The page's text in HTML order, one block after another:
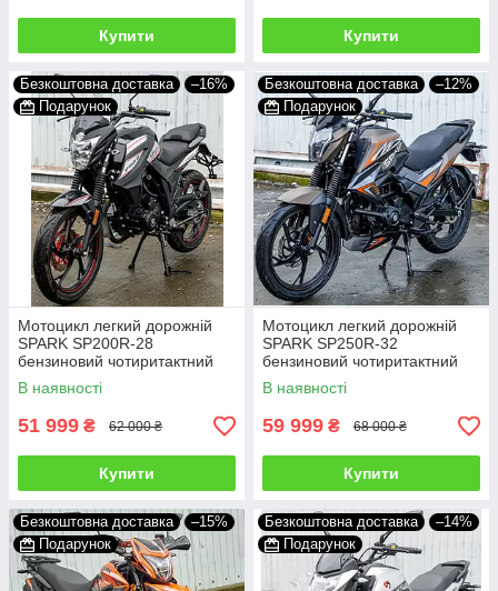
Купити Купити
Безкоштовна доставка
–16%
Подарунок
Мотоцикл легкий дорожній
SPARK SP200R-28
бензиновий чотиритактний
двомісний 200 кубів 115 км/
год
В наявності
51 999 ₴ 62 000 ₴
Купити
Безкоштовна доставка
–12%
Подарунок
Мотоцикл легкий дорожній
SPARK SP250R-32
бензиновий чотиритактний
двомісний 250 кубів 110 км/
год
В наявності
59 999 ₴ 68 000 ₴
Купити
Безкоштовна доставка
–15%
Подарунок
Безкоштовна доставка
–14%
Подарунок